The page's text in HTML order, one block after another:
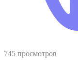
745 просмотров